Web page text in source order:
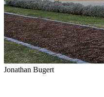
Jonathan Bugert